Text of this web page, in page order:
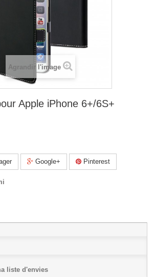
Agrandir l'image
Apple iPhone 6+/6S+
Google+ Pinterest
liste d'envies